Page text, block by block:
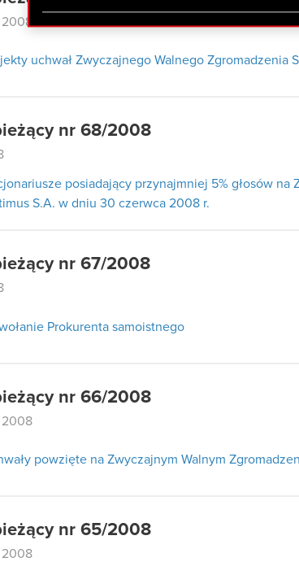
zgadasz się na używanie plików cookie.
uchwał Zwyczajnego Walnego Zgromadzenia
nr 68/2008
posiadający przynajmniej 5% głosów na
S.A. w dniu 30 czerwca 2008 r.
nr 67/2008
Prokurenta samoistnego
nr 66/2008
2008
powzięte na Zwyczajnym Walnym
nr 65/2008
2008